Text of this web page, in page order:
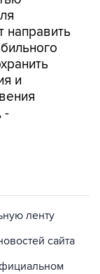
и
-
сайта